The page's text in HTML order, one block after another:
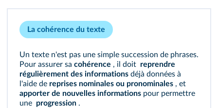
La cohérence du texte
Un texte n'est pas une simple succession de phrases.
Pour assurer sa cohérence , il doit reprendre
régulièrement des informations déjà données à
l'aide de reprises nominales ou pronominales , et
apporter de nouvelles informations pour permettre
une progression .